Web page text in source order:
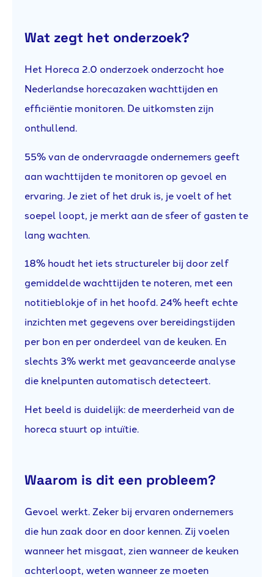
Wat zegt het onderzoek?
Het Horeca 2.0 onderzoek onderzocht hoe
Nederlandse horecazaken wachttijden en
efficiëntie monitoren. De uitkomsten zijn
onthullend.
55% van de ondervraagde ondernemers geeft
aan wachttijden te monitoren op gevoel en
ervaring. Je ziet of het druk is, je voelt of het
soepel loopt, je merkt aan de sfeer of gasten te
lang wachten.
18% houdt het iets structureler bij door zelf
gemiddelde wachttijden te noteren, met een
notitieblokje of in het hoofd. 24% heeft echte
inzichten met gegevens over bereidingstijden
per bon en per onderdeel van de keuken. En
slechts 3% werkt met geavanceerde analyse
die knelpunten automatisch detecteert.
Het beeld is duidelijk: de meerderheid van de
horeca stuurt op intuïtie.
Waarom is dit een probleem?
Gevoel werkt. Zeker bij ervaren ondernemers
die hun zaak door en door kennen. Zij voelen
wanneer het misgaat, zien wanneer de keuken
achterloopt, weten wanneer ze moeten